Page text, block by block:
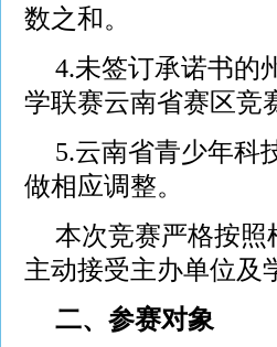
数之和。
4.未签订承诺书的
学联赛云南省赛区竞
5.云南省青少年科
做相应调整。
本次竞赛严格按
主动接受主办单位及
二、参赛对象